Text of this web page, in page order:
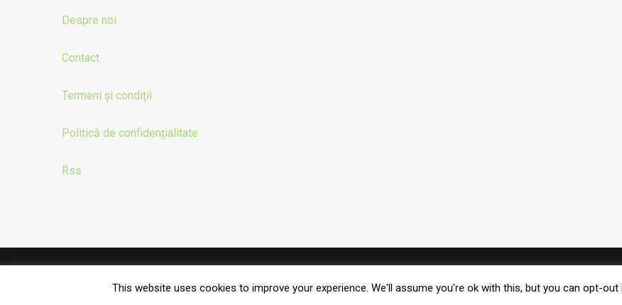
Despre noi
Contact
Termeni și condiții
Politică de confidențialitate
Rss
This website uses cookies to improve your experience. We'll assume you're ok with this, but you can opt-out